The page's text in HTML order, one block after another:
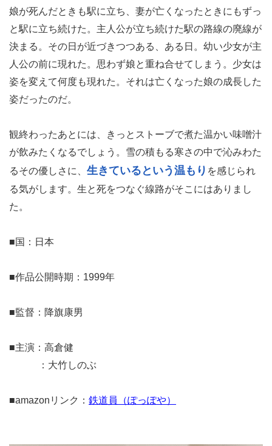
娘が死んだときも駅に立ち、妻が亡くなったときにもずっ
と駅に立ち続けた。主人公が立ち続けた駅の路線の廃線が
決まる。その日が近づきつつある、ある日。幼い少女が主
人公の前に現れた。思わず娘と重ね合せてしまう。少女は
姿を変えて何度も現れた。それは亡くなった娘の成長した
姿だったのだ。
観終わったあとには、きっとストーブで煮た温かい味噌汁
が飲みたくなるでしょう。雪の積もる寒さの中で沁みわた
るその優しさに、 生きているという温もり を感じられ
る気がします。生と死をつなぐ線路がそこにはありまし
た。
■国：日本
■作品公開時期：1999年
■監督：降旗康男
■主演：高倉健
：大竹しのぶ
■amazonリンク： 鉄道員（ぽっぽや）